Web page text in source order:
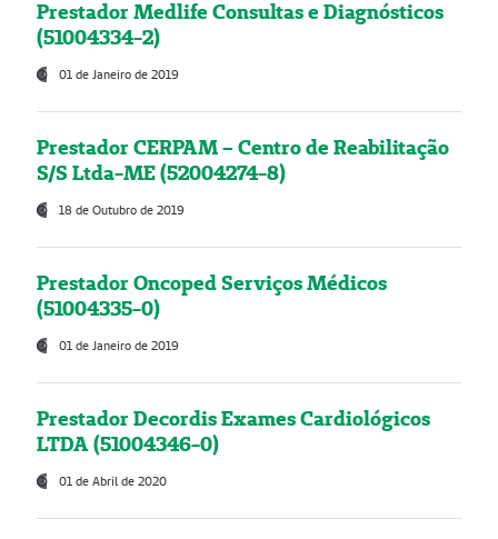
Prestador Medlife Consultas e Diagnósticos
(51004334-2)
01 de Janeiro de 2019
Prestador CERPAM – Centro de Reabilitação
S/S Ltda-ME (52004274-8)
18 de Outubro de 2019
Prestador Oncoped Serviços Médicos
(51004335-0)
01 de Janeiro de 2019
Prestador Decordis Exames Cardiológicos
LTDA (51004346-0)
01 de Abril de 2020